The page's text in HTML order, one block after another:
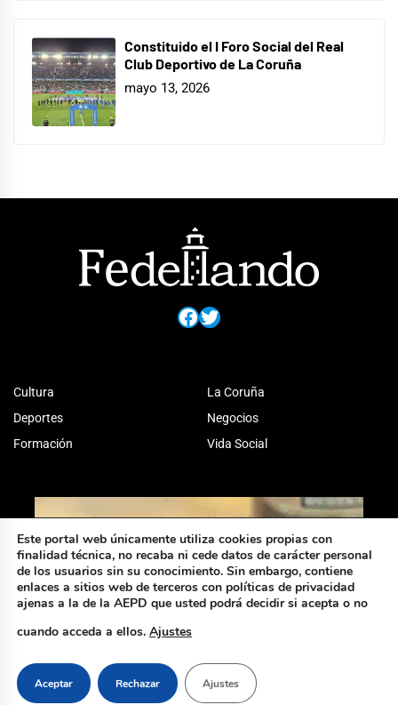
Constituido el I Foro Social del Real
Club Deportivo de La Coruña
mayo 13, 2026
Facebook
Twitter
Cultura
Deportes
Formación
La Coruña
Negocios
Vida Social
Este portal web únicamente utiliza cookies propias con
finalidad técnica, no recaba ni cede datos de carácter personal
de los usuarios sin su conocimiento. Sin embargo, contiene
enlaces a sitios web de terceros con políticas de privacidad
ajenas a la de la AEPD que usted podrá decidir si acepta o no
cuando acceda a ellos. Ajustes
Aceptar Rechazar Ajustes